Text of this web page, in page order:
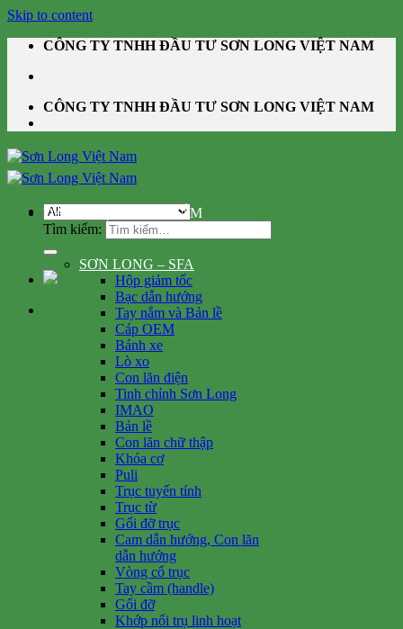
Skip to content
CÔNG TY TNHH ĐẦU TƯ SƠN LONG VIỆT NAM
CÔNG TY TNHH ĐẦU TƯ SƠN LONG VIỆT NAM
Tìm kiếm:
DANH MỤC SẢN PHẨM
SƠN LONG – SFA
Hộp giảm tốc
Bạc dẫn hướng
Tay nắm và Bản lề
Cáp OEM
Bánh xe
Lò xo
Con lăn điện
Tinh chỉnh Sơn Long
IMAO
Bản lề
Con lăn chữ thập
Khóa cơ
Puli
Trục tuyến tính
Trục từ
Gối đỡ trục
Cam dẫn hướng, Con lăn
dẫn hướng
Vòng cổ trục
Tay cầm (handle)
Gối đỡ
Khớp nối trụ linh hoạt